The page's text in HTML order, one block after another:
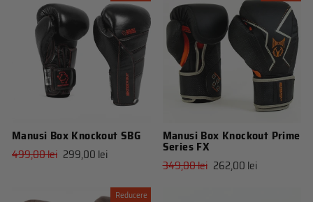
Manusi Box Knockout SBG
Pret
499,00 lei Pret
299,00 lei
Manusi Box Knockout Prime
Series FX
Pret
349,00 lei Pret
262,00 lei
Reducere